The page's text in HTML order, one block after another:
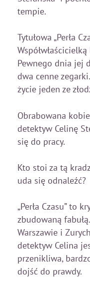
tempie.
Tytułowa „Perła
Pewnego dnia jej
dwa cenne
życie jeden ze
Obrabowana
detektyw Celinę
się do pracy.
Kto stoi za tą
uda się odnaleźć?
„Perła Czasu” to
zbudowaną
Warszawie i
detektyw Celina
przenikliwa,
dojść do prawdy.